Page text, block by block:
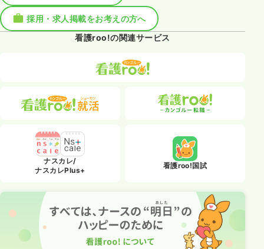
採用・求人掲載をお考えの方へ
看護roo!の関連サービス
ナスカレ/
ナスカレPlus+
看護roo!国試